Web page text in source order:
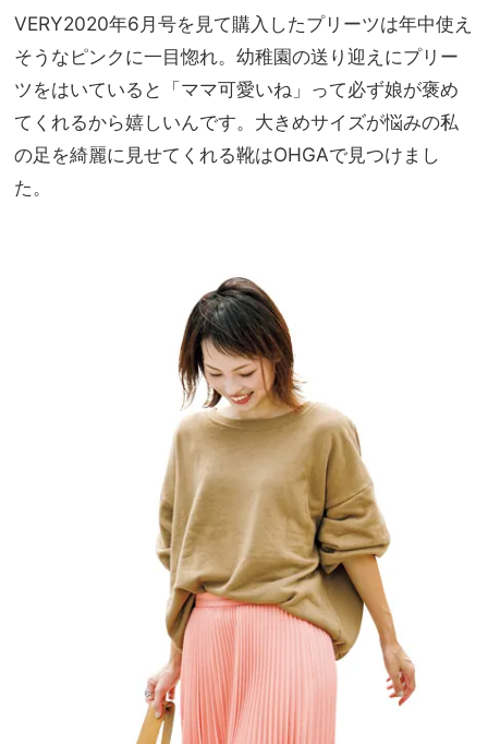
VERY2020年6月号を見て購入したプリーツは年中使え
そうなピンクに一目惚れ。幼稚園の送り迎えにプリー
ツをはいていると「ママ可愛いね」って必ず娘が褒め
てくれるから嬉しいんです。大きめサイズが悩みの私
の足を綺麗に見せてくれる靴はOHGAで見つけまし
た。